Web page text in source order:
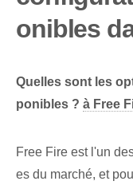
onibles
Quelles sont les
ponibles ? à Free
Free Fire est l'un
es du marché, et